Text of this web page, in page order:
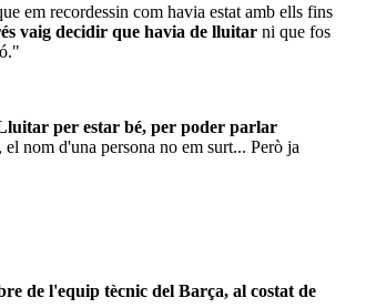
em recordessin com havia estat amb ells fins
vaig decidir que havia de lluitar ni que fos
per estar bé, per poder parlar
nom d'una persona no em surt... Però ja
de l'equip tècnic del Barça, al costat de